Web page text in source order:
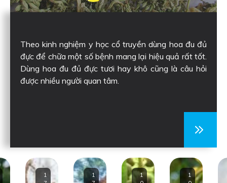
Theo kinh nghiệm y học cổ truyền dùng hoa đu đủ
đực để chữa một số bệnh mang lại hiệu quả rất tốt.
Dùng hoa đu đủ đực tươi hay khô cũng là câu hỏi
được nhiều người quan tâm.
1
1
1
1